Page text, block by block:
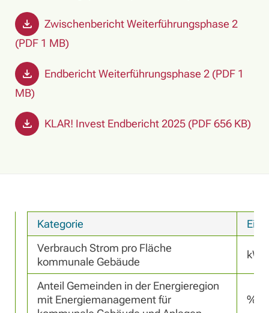
Zwischenbericht Weiterführungsphase 2
(PDF 1 MB)
Endbericht Weiterführungsphase 2 (PDF 1
MB)
KLAR! Invest Endbericht 2025 (PDF 656 KB)
Kategorie
Verbrauch Strom pro Fläche
kommunale Gebäude
Anteil Gemeinden in der Energieregion
mit Energiemanagement für
%